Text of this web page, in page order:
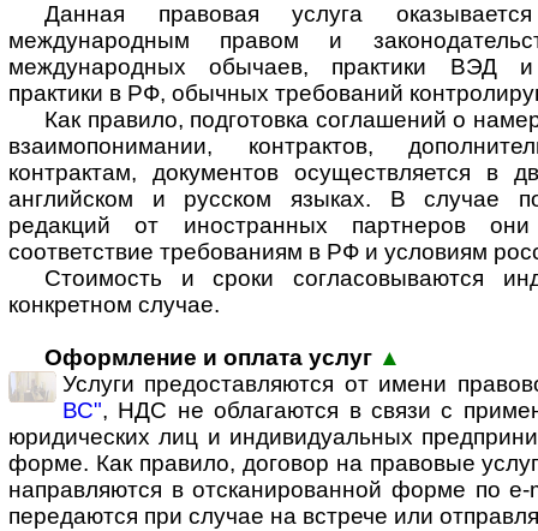
Данная правовая услуга
международным правом и
международных обычаев, практики ВЭД и
практики в РФ, обычных требований
Как правило, подготовка соглашений о
взаимопонимании, контрактов,
контрактам, документов осуществляется в
английском и русском языках. В случае
редакций от иностранных партнеров
соответствие требованиям в РФ и условиям
Стоимость и сроки согласовываются
конкретном случае.
Оформление и оплата услуг ▲
Услуги предоставляются от имени
ВС", НДС не облагаются в связи с
юридических лиц и индивидуальных
форме. Как правило, договор на правовые
направляются в отсканированной форме по
передаются при случае на встрече или